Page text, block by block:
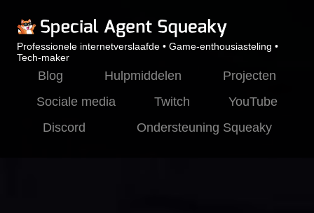
Professionele internetverslaafde • Game-enthousiasteling •
Tech-maker
Blog Hulpmiddelen
Projecten
Sociale media
Twitch
YouTube
Discord
Ondersteuning Squeaky